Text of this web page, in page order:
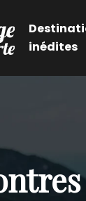
inédites